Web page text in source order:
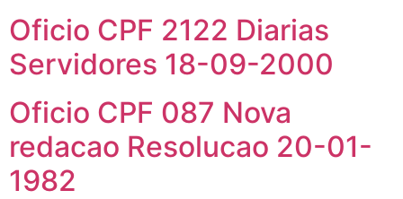
Oficio CPF 2122 Diarias
Servidores 18-09-2000
Oficio CPF 087 Nova
redacao Resolucao 20-01-
1982